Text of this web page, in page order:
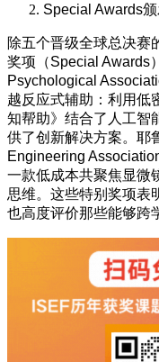
Special Awards
除五个晋级全球总决赛
奖项（Special Awards
Psychological
越反应式辅助：利用低
知帮助》结合了人工智
供了创新解决方案。耶
Engineering
一款低成本共聚焦显微
思维。这些特别奖项表
也高度评价那些能够跨